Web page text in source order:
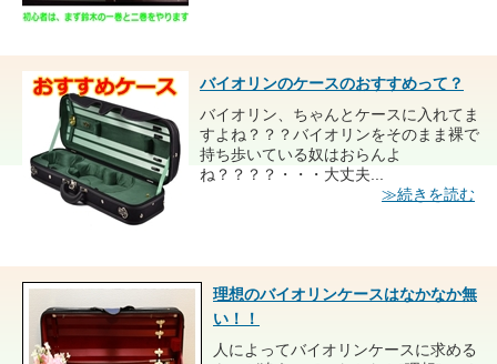
バイオリンのケースのおすすめって？
バイオリン、ちゃんとケースに入れてま
すよね？？？バイオリンをそのまま裸で
持ち歩いている奴はおらんよ
ね？？？？・・・大丈夫...
≫続きを読む
理想のバイオリンケースはなかなか無
い！！
人によってバイオリンケースに求める